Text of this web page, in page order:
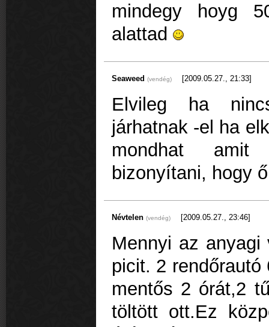
mindegy hoyg
alattad
Seaweed (vendég) [2009.05.27., 21:33]
Elvileg ha
járhatnak -el ha
mondhat
bizonyítani, hogy
Névtelen (vendég) [2009.05.27., 23:46]
Mennyi az anyagi
picit. 2
mentős 2 órát,2
töltött ott.Ez